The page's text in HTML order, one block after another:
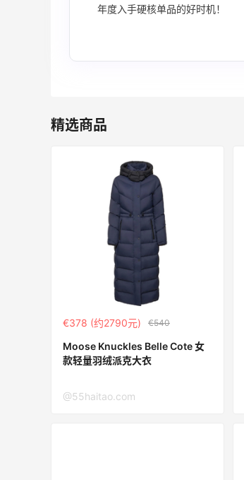
年度入手硬核单品的好时机！
精选商品
€378 (约2790元) €540
Moose Knuckles Belle Cote 女
款轻量羽绒派克大衣
@55haitao.com